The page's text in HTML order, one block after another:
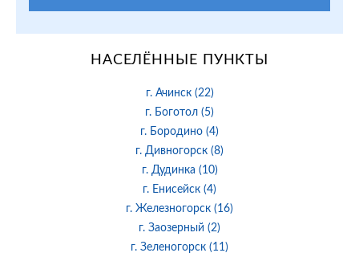
НАСЕЛЁННЫЕ ПУНКТЫ
г. Ачинск (22)
г. Боготол (5)
г. Бородино (4)
г. Дивногорск (8)
г. Дудинка (10)
г. Енисейск (4)
г. Железногорск (16)
г. Заозерный (2)
г. Зеленогорск (11)